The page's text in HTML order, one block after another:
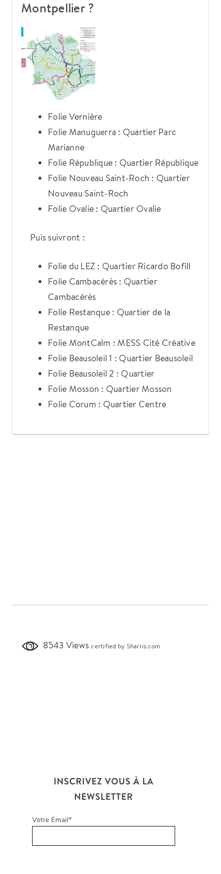
Montpellier ?
Folie Vernière
Folie Manuguerra : Quartier Parc
Marianne
Folie République : Quartier République
Folie Nouveau Saint-Roch : Quartier
Nouveau Saint-Roch
Folie Ovalie : Quartier Ovalie
Puis suivront :
Folie du LEZ : Quartier Ricardo Bofill
Folie Cambacérès : Quartier
Cambacérès
Folie Restanque : Quartier de la
Restanque
Folie MontCalm : MESS Cité Créative
Folie Beausoleil 1 : Quartier Beausoleil
Folie Beausoleil 2 : Quartier
Folie Mosson : Quartier Mosson
Folie Corum : Quartier Centre
8543 Viewscertified by Sharriz.com